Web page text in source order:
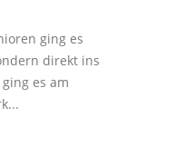
ging es
direkt ins
es am